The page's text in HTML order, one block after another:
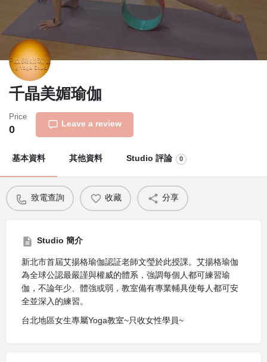
千晶美媚瑜伽
Price
0 Leave a review
基本資料 其他資料 Studio 評論 0
致電查詢 收藏 分享
Studio 簡介
新北市首屆艾揚格瑜伽認証老師文瑩於此授課。艾揚格瑜伽
為全球公認最嚴謹與權威的體系，強調每個人都可練習瑜
伽，不論年少、體強或弱，教室備有專業輔具使每人都可安
全並深入的練習。
台北地區女生專屬Yoga教室~只收女性學員~